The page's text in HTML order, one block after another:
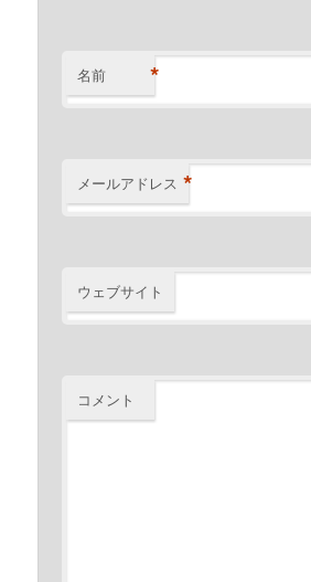
名前 *
メールアドレス *
ウェブサイト
コメント